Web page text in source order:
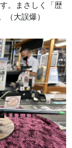
。まさしく「歴
（大誤爆）